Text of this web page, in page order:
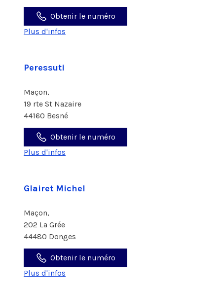
Obtenir le numéro
Plus d'infos
Peressuti
Maçon,
19 rte St Nazaire
44160 Besné
Obtenir le numéro
Plus d'infos
Glairet Michel
Maçon,
202 La Grée
44480 Donges
Obtenir le numéro
Plus d'infos